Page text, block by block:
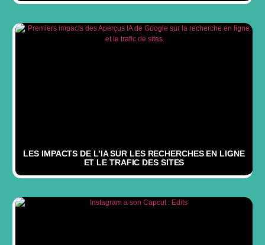
LES IMPACTS DE L’IA SUR LES RECHERCHES EN LIGNE
ET LE TRAFIC DES SITES